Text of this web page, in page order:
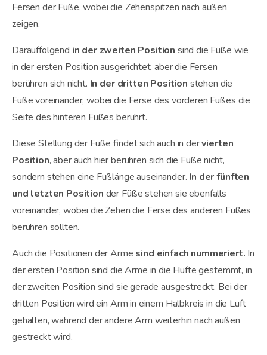
Fersen der Füße, wobei die Zehenspitzen nach außen
zeigen.
Darauffolgend in der zweiten Position sind die Füße wie
in der ersten Position ausgerichtet, aber die Fersen
berühren sich nicht. In der dritten Position stehen die
Füße voreinander, wobei die Ferse des vorderen Fußes die
Seite des hinteren Fußes berührt.
Diese Stellung der Füße findet sich auch in dervierten
Position, aber auch hier berühren sich die Füße nicht,
sondern stehen eine Fußlänge auseinander. In der fünften
und letzten Position der Füße stehen sie ebenfalls
voreinander, wobei die Zehen die Ferse des anderen Fußes
berühren sollten.
Auch die Positionen der Arme sind einfach nummeriert. In
der ersten Position sind die Arme in die Hüfte gestemmt, in
der zweiten Position sind sie gerade ausgestreckt. Bei der
dritten Position wird ein Arm in einem Halbkreis in die Luft
gehalten, während der andere Arm weiterhin nach außen
gestreckt wird.